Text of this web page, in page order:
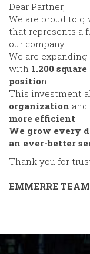
Dear Partner,
We are proud to
that represents a
our company.
We are
with 1.200
position.
This investment
organization and
more efficient.
We grow every
an ever-better
Thank you for
EMMERRE TEAM